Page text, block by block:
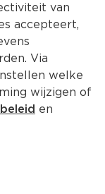
van
accepteert,
Via
welke
wijzigen of
en